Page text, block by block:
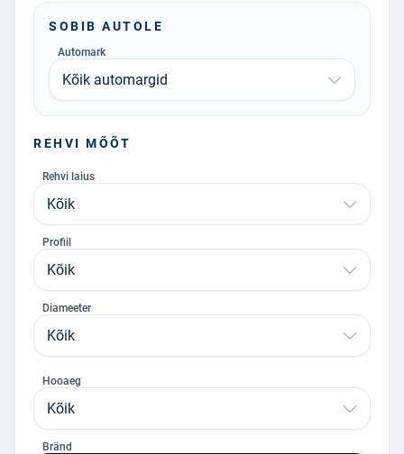
SOBIB AUTOLE
Automark
Kõik automargid
REHVI MÕÕT
Rehvi laius
Kõik
Profiil
Kõik
Diameeter
Kõik
Hooaeg
Kõik
Bränd